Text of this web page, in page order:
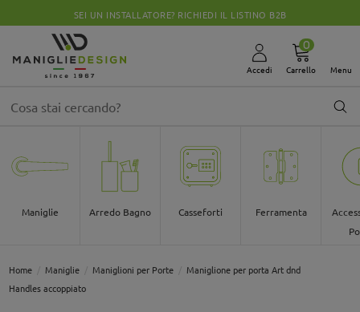
SEI UN INSTALLATORE? RICHIEDI IL LISTINO B2B
Accedi
0
Carrello Menu
Maniglie Arredo Bagno Casseforti Ferramenta
Home Maniglie Maniglioni per Porte
Maniglione per porta Art dnd
Handles accoppiato